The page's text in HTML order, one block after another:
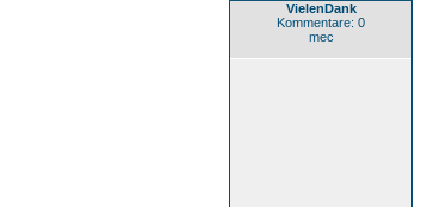
VielenDank
Kommentare: 0
mec